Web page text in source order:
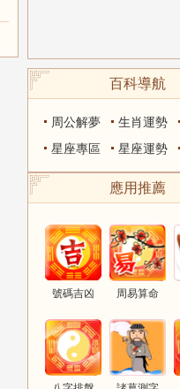
百科導航
周公解夢 生肖運勢
星座專區
星座運勢
應用推薦
號碼吉凶 周易算命